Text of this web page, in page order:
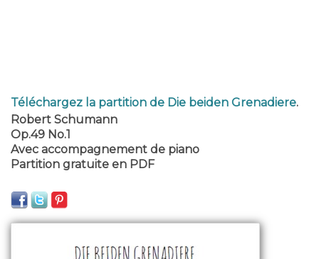
Téléchargez la partition de Die beiden Grenadiere.
Robert Schumann
Op.49 No.1
Avec accompagnement de piano
Partition gratuite en PDF